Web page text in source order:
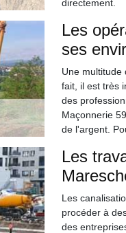
directement.
Les
ses
Une multitude
fait, il est très
des
Maçonnerie
de l'argent.
Les
Les
procéder à
des